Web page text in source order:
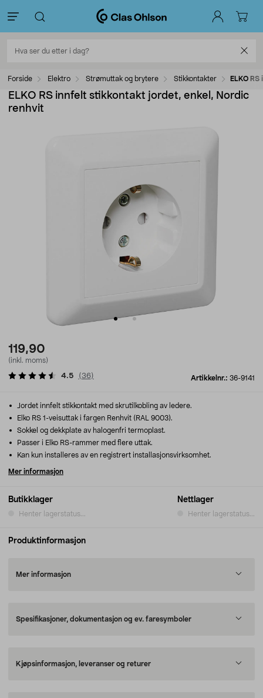
Forside Elektro Strømuttak og brytere Stikkontakter ELKO
ELKO RS innfelt stikkontakt jordet, enkel, Nordic
renhvit
119,90
(inkl. moms)
Artikkelnr.: 36-9141
4.5 (36)
Butikklager
Henter lagerstatus...
Nettlager
Henter lagerstatus...
Jordet innfelt stikkontakt med skrutilkobling av ledere.
Elko RS 1-veisuttak i fargen Renhvit (RAL 9003).
Sokkel og dekkplate av halogenfri termoplast.
Passer i Elko RS-rammer med flere uttak.
Kan kun installeres av en registrert installasjonsvirksomhet.
Mer informasjon
Produktinformasjon
Mer informasjon
Spesifikasjoner, dokumentasjon og ev. faresymboler
Kjøpsinformasjon, leveranser og returer